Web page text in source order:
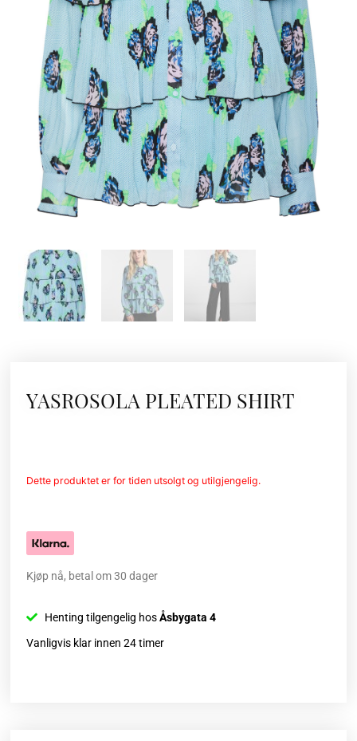
YASROSOLA PLEATED SHIRT
Dette produktet er for tiden utsolgt og utilgjengelig.
Kjøp nå, betal om 30 dager
Henting tilgengelig hosÅsbygata 4
Vanligvis klar innen 24 timer